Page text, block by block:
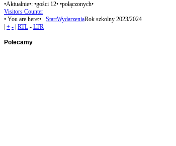
•Aktualnie•: •gości 12• •połączonych•
Visitors Counter
• You are here:• StartWydarzeniaRok szkolny 2023/2024
+ - RTL - LTR
Polecamy